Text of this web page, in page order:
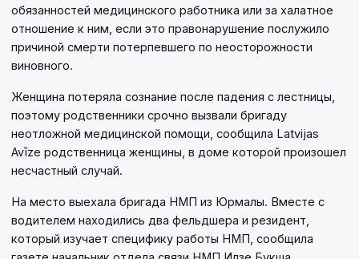
обязанностей медицинского работника или за халатное
отношение к ним, если это правонарушение послужило
причиной смерти потерпевшего по неосторожности
виновного.
Женщина потеряла сознание после падения с лестницы,
поэтому родственники срочно вызвали бригаду
неотложной медицинской помощи, сообщила Latvijas
Avīze родственница женщины, в доме которой произошел
несчастный случай.
На место выехала бригада НМП из Юрмалы. Вместе с
водителем находились два фельдшера и резидент,
который изучает специфику работы НМП, сообщила